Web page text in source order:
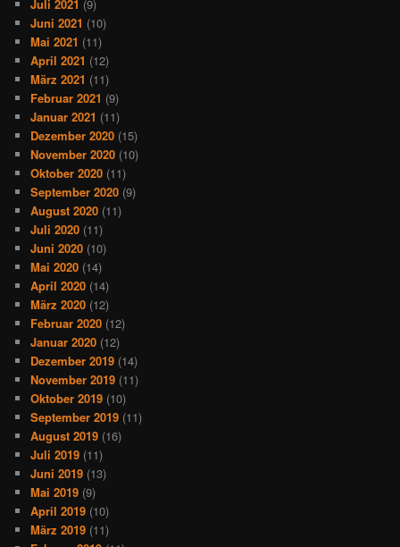
Juli 2021 (9)
Juni 2021 (10)
Mai 2021 (11)
April 2021 (12)
März 2021 (11)
Februar 2021 (9)
Januar 2021 (11)
Dezember 2020 (15)
November 2020 (10)
Oktober 2020 (11)
September 2020 (9)
August 2020 (11)
Juli 2020 (11)
Juni 2020 (10)
Mai 2020 (14)
April 2020 (14)
März 2020 (12)
Februar 2020 (12)
Januar 2020 (12)
Dezember 2019 (14)
November 2019 (11)
Oktober 2019 (10)
September 2019 (11)
August 2019 (16)
Juli 2019 (11)
Juni 2019 (13)
Mai 2019 (9)
April 2019 (10)
März 2019 (11)